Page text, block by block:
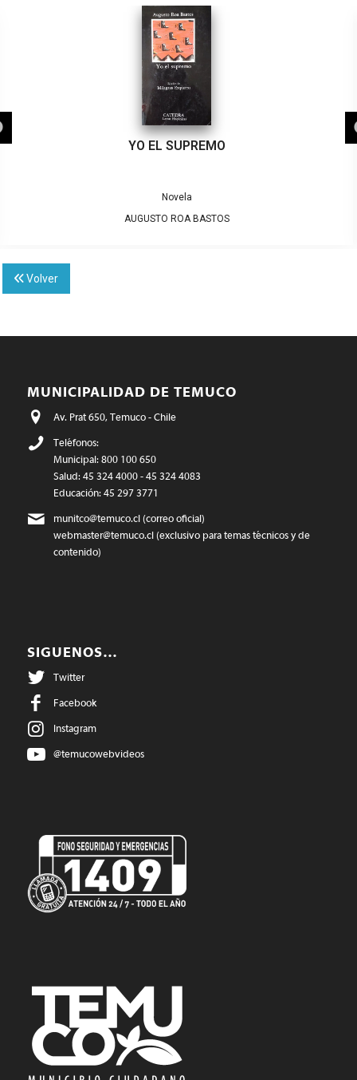
YO EL SUPREMO
Novela
AUGUSTO ROA BASTOS
Volver
MUNICIPALIDAD DE TEMUCO
Av. Prat 650, Temuco - Chile
Teléfonos:
Municipal: 800 100 650
Salud: 45 324 4000 - 45 324 4083
Educación: 45 297 3771
munitco@temuco.cl(correo oficial)
webmaster@temuco.cl(exclusivo para temas técnicos y de
contenido)
SIGUENOS…
Twitter
Facebook
Instagram
@temucowebvideos